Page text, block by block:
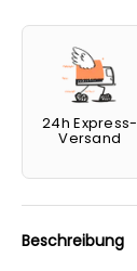
24h Express-
Versand
Beschreibung